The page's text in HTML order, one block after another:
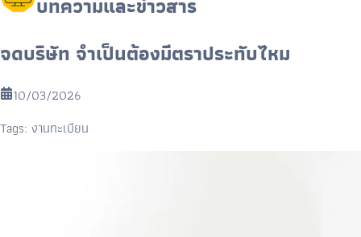
จดบริษัท จำเป็นต้องมีตราประทับไหม
10/03/2026
Tags: งานทะเบียน